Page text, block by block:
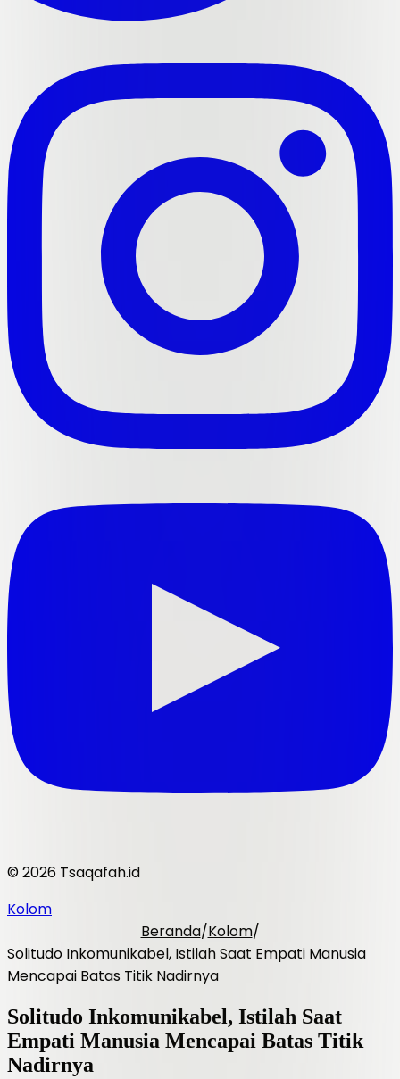
© 2026 Tsaqafah.id
Kolom
Beranda/Kolom/
Solitudo Inkomunikabel, Istilah Saat Empati Manusia
Mencapai Batas Titik Nadirnya
Solitudo Inkomunikabel, Istilah Saat
Empati Manusia Mencapai Batas Titik
Nadirnya